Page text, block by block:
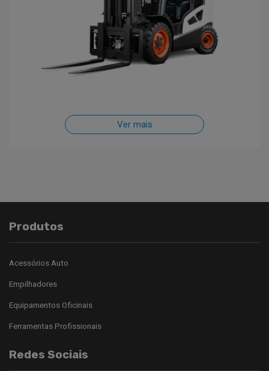
Ver mais
Produtos
Acessórios Auto
Empilhadores
Equipamentos Oficinais
Ferramentas Profissionais
Redes Sociais